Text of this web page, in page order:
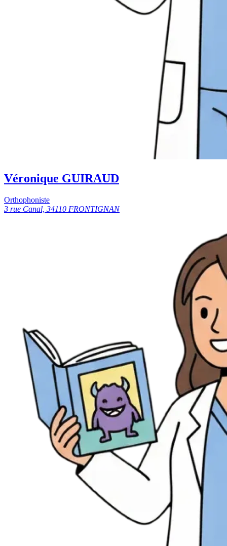
Véronique GUIRAUD
Orthophoniste
3 rue Canal, 34110 FRONTIGNAN